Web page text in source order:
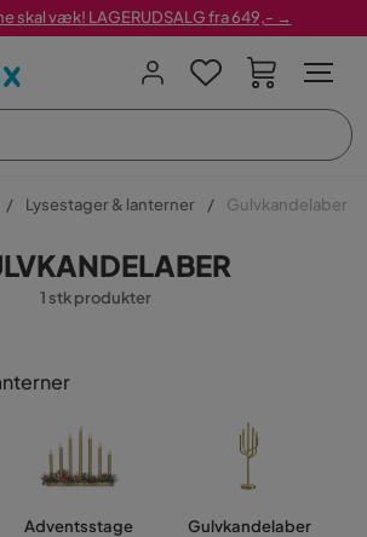
skal væk! LAGERUDSALG fra 649,- →
Lysestager & lanterner Gulvkandelaber
1 stk produkter
Adventsstage Gulvkandelaber